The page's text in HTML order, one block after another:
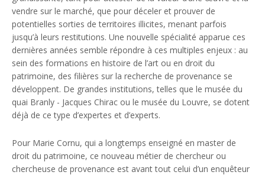
vendre sur le marché, que pour déceler et prouver de
potentielles sorties de territoires illicites, menant parfois
jusqu’à leurs restitutions. Une nouvelle spécialité apparue ces
dernières années semble répondre à ces multiples enjeux : au
sein des formations en histoire de l’art ou en droit du
patrimoine, des filières sur la recherche de provenance se
développent. De grandes institutions, telles que le musée du
quai Branly - Jacques Chirac ou le musée du Louvre, se dotent
déjà de ce type d’expertes et d’experts.
Pour Marie Cornu, qui a longtemps enseigné en master de
droit du patrimoine, ce nouveau métier de chercheur ou
chercheuse de provenance est avant tout celui d’un enquêteur